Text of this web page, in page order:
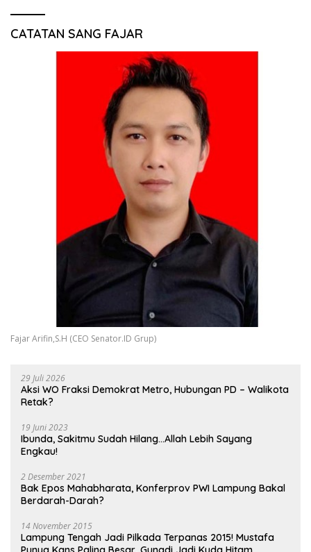
CATATAN SANG FAJAR
Fajar Arifin,S.H (CEO Senator.ID Grup)
29 Juli 2026
Aksi WO Fraksi Demokrat Metro, Hubungan PD – Walikota
Retak?
19 Juni 2023
Ibunda, Sakitmu Sudah Hilang…Allah Lebih Sayang
Engkau!
2 Desember 2021
Bak Epos Mahabharata, Konferprov PWI Lampung Bakal
Berdarah-Darah?
14 November 2015
Lampung Tengah Jadi Pilkada Terpanas 2015! Mustafa